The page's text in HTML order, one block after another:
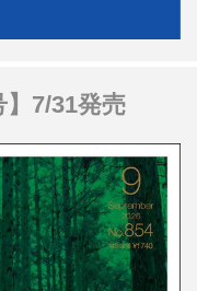
】7/31発売